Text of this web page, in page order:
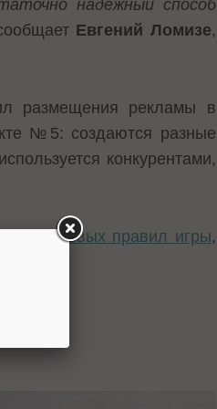
надежный способ
Евгений Ломизе,
размещения рекламы в
№5: создаются разные
конкурентами,
новых правил игры,